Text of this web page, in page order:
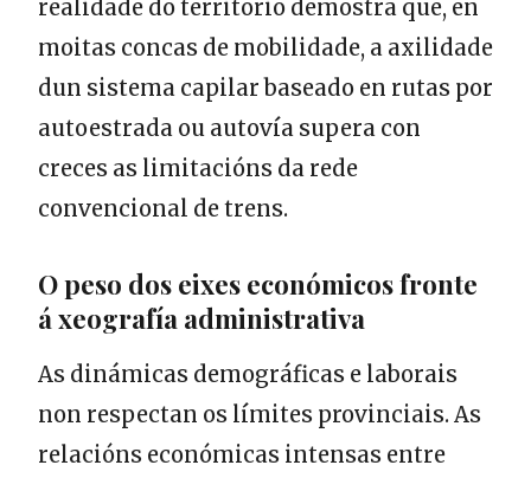
realidade do territorio demostra que, en
moitas concas de mobilidade, a axilidade
dun sistema capilar baseado en rutas por
autoestrada ou autovía supera con
creces as limitacións da rede
convencional de trens.
O peso dos eixes económicos fronte
á xeografía administrativa
As dinámicas demográficas e laborais
non respectan os límites provinciais. As
relacións económicas intensas entre